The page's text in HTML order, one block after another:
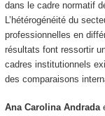
dans le cadre normatif
L’hétérogénéité du
professionnelles en
résultats font ressortir
cadres institutionnels
des comparaisons
Ana Carolina Andrada